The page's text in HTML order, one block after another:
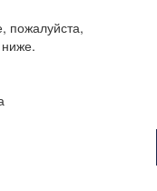
пожалуйста,